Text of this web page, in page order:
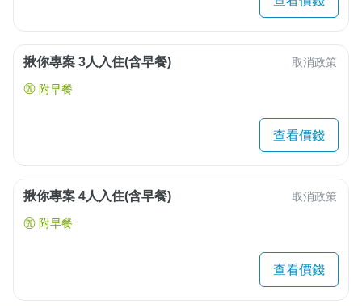
揪你專案 3人入住(含早餐) 取消政策
附早餐
查看價錢
揪你專案 4人入住(含早餐) 取消政策
附早餐
查看價錢